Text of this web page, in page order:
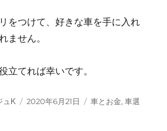
をつけて、好きな車を手に入れ
ません。
立てれば幸いです。
ュK
投
2020年6月21日
カ
車とお金,車選